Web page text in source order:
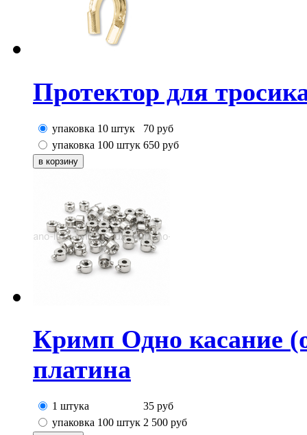
Протектор для
упаковка 10 штук 70 руб
упаковка 100 штук 650 руб
Кримп Одно касание
платина
1 штука 35 руб
упаковка 100 штук 2 500 руб